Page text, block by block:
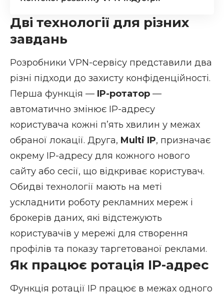
Дві технології для різних
завдань
Розробники VPN-сервісу представили два
різні підходи до захисту конфіденційності.
Перша функція — IP-ротатор —
автоматично змінює IP-адресу
користувача кожні п’ять хвилин у межах
обраної локації. Друга, Multi IP, призначає
окрему IP-адресу для кожного нового
сайту або сесії, що відкриває користувач.
Обидві технології мають на меті
ускладнити роботу рекламних мереж і
брокерів даних, які відстежують
користувачів у мережі для створення
профілів та показу таргетованої реклами.
Як працює ротація IP-адрес
Функція ротації IP працює в межах одного